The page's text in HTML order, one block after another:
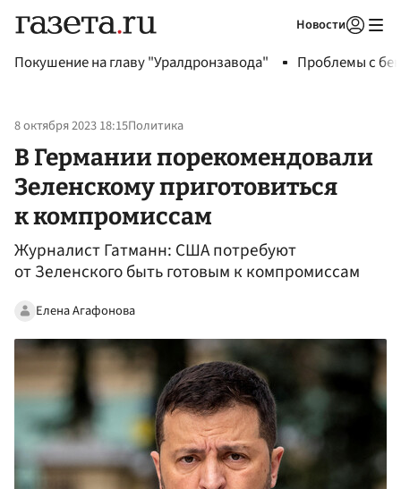
Новости
Покушение на главу "Уралдронзавода" Проблемы с
8 октября 2023 18:15Политика
В Германии порекомендовали
Зеленскому приготовиться
к компромиссам
Журналист Гатманн: США потребуют
от Зеленского быть готовым к компромиссам
Елена Агафонова